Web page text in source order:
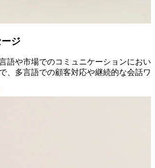
ジ
語や市場でのコミュニケーションにお
、多言語での顧客対応や継続的な会話ワ